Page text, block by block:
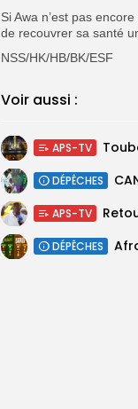
Si Awa n’est pas
de recouvrer sa santé
NSS/HK/HB/BK/ESF
Voir aussi :
APS-TV
DÉPÊCHES
APS-TV
DÉPÊCHES